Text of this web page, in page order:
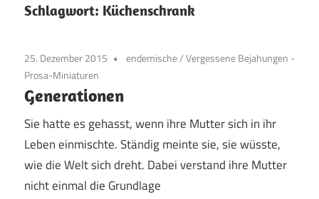
Schlagwort: Küchenschrank
25. Dezember 2015 endemische/Vergessene Bejahungen -
Prosa-Miniaturen
Generationen
Sie hatte es gehasst, wenn ihre Mutter sich in ihr
Leben einmischte. Ständig meinte sie, sie wüsste,
wie die Welt sich dreht. Dabei verstand ihre Mutter
nicht einmal die Grundlage